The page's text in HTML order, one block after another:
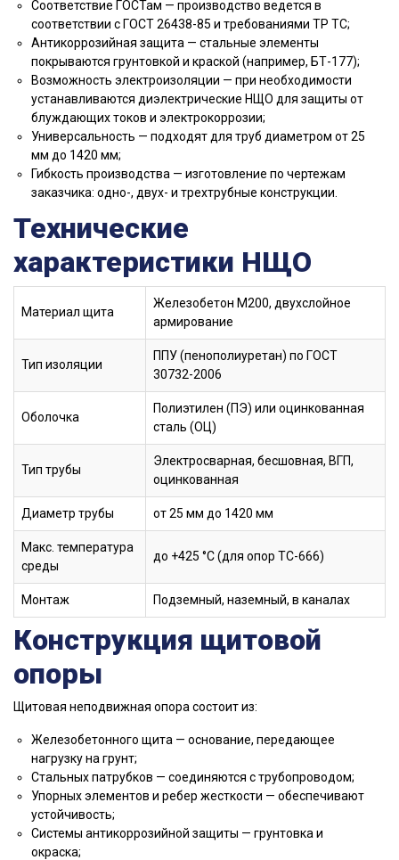
Соответствие ГОСТам — производство ведется в
соответствии с ГОСТ 26438-85 и требованиями ТР ТС;
Антикоррозийная защита — стальные элементы
покрываются грунтовкой и краской (например, БТ-177);
Возможность электроизоляции — при необходимости
устанавливаются диэлектрические НЩО для защиты от
блуждающих токов и электрокоррозии;
Универсальность — подходят для труб диаметром от 25
мм до 1420 мм;
Гибкость производства — изготовление по чертежам
заказчика: одно-, двух- и трехтрубные конструкции.
Технические
характеристики НЩО
Материал щита
Железобетон М200, двухслойное
армирование
Тип изоляции
ППУ (пенополиуретан) по ГОСТ
30732-2006
Оболочка
Полиэтилен (ПЭ) или оцинкованная
сталь (ОЦ)
Тип трубы
Электросварная, бесшовная, ВГП,
оцинкованная
Диаметр трубы от 25 мм до 1420 мм
Макс. температура
среды
до +425 °C (для опор ТС-666)
Монтаж Подземный, наземный, в каналах
Конструкция щитовой
опоры
Щитовая неподвижная опора состоит из:
Железобетонного щита — основание, передающее
нагрузку на грунт;
Стальных патрубков — соединяются с трубопроводом;
Упорных элементов и ребер жесткости — обеспечивают
устойчивость;
Системы антикоррозийной защиты — грунтовка и
окраска;